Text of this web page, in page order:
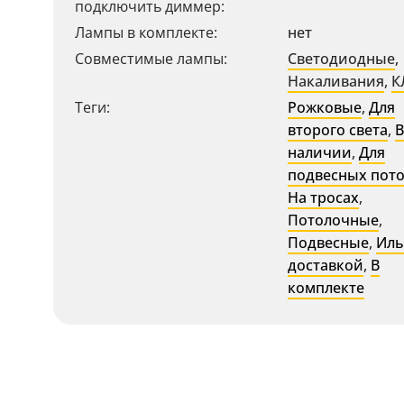
подключить диммер:
Лампы в комплекте:
нет
Совместимые лампы:
Светодиодные,
Накаливания,
Теги:
Рожковые, Для
второго света, В
наличии, Для
подвесных
На тросах,
Потолочные,
Подвесные,
доставкой, В
комплекте